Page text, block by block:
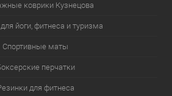
коврики Кузнецова
йоги, фитнеса и туризма
Спортивные маты
перчатки
для фитнеса